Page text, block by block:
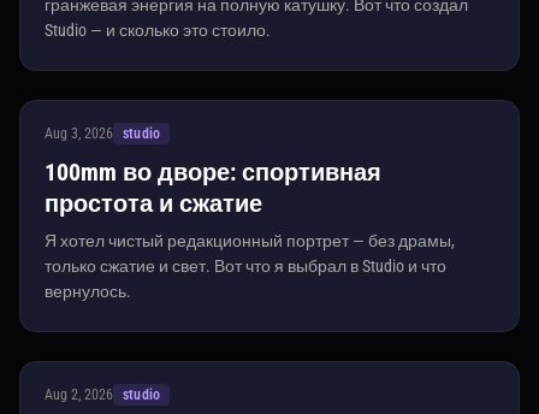
гранжевая энергия на полную катушку. Вот что создал
Studio — и сколько это стоило.
Aug 3, 2026 studio
100mm во дворе: спортивная
простота и сжатие
Я хотел чистый редакционный портрет — без драмы,
только сжатие и свет. Вот что я выбрал в Studio и что
вернулось.
Aug 2, 2026 studio